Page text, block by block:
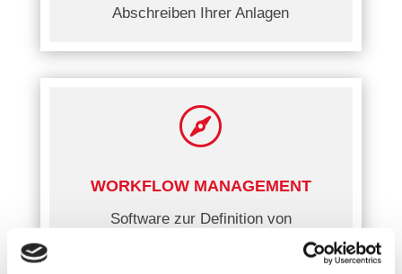
Abschreiben Ihrer Anlagen

WORKFLOW MANAGEMENT
Software zur Definition von